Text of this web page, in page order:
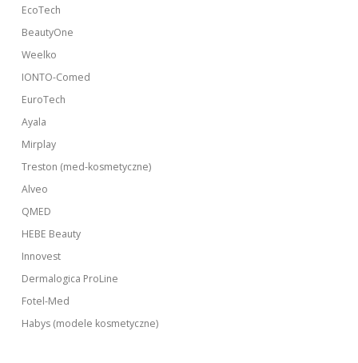
EcoTech
BeautyOne
Weelko
IONTO-Comed
EuroTech
Ayala
Mirplay
Treston (med-kosmetyczne)
Alveo
QMED
HEBE Beauty
Innovest
Dermalogica ProLine
Fotel-Med
Habys (modele kosmetyczne)